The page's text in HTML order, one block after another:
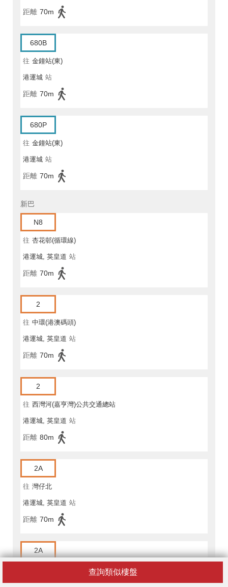
查詢類似樓盤
距離 70m
680B
往 金鐘站(東)
港運城 站
距離 70m
680P
往 金鐘站(東)
港運城 站
距離 70m
新巴
N8
往 杏花邨(循環線)
港運城, 英皇道 站
距離 70m
2
往 中環(港澳碼頭)
港運城, 英皇道 站
距離 70m
2
往 西灣河(嘉亨灣)公共交通總站
港運城, 英皇道 站
距離 80m
2A
往 灣仔北
港運城, 英皇道 站
距離 70m
2A
港運城, 英皇道 站